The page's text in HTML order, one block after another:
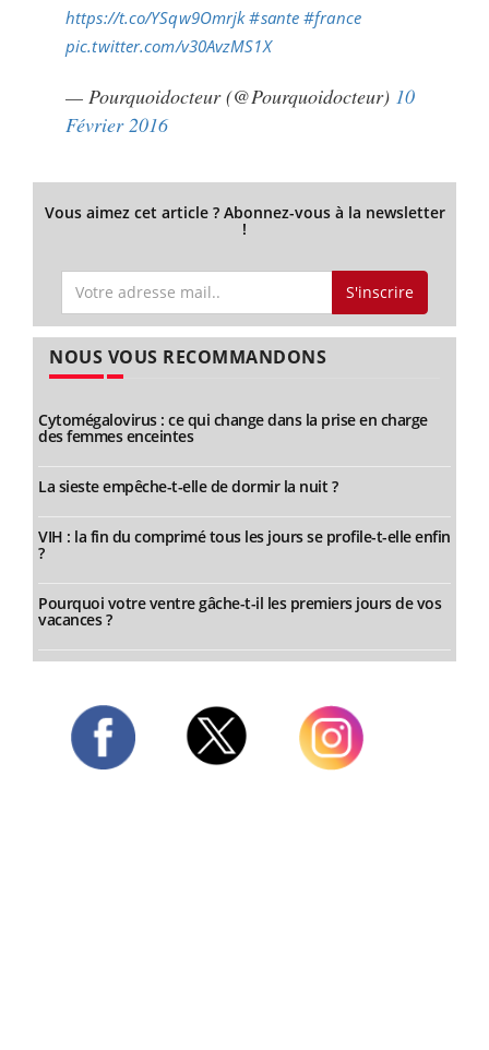
https://t.co/YSqw9Omrjk #sante #france
pic.twitter.com/v30AvzMS1X
— Pourquoidocteur (@Pourquoidocteur) 10
Février 2016
Vous aimez cet article ? Abonnez-vous à la newsletter
!
S'inscrire
NOUS VOUS RECOMMANDONS
Cytomégalovirus : ce qui change dans la prise en charge
des femmes enceintes
La sieste empêche-t-elle de dormir la nuit ?
VIH : la fin du comprimé tous les jours se profile-t-elle enfin
?
Pourquoi votre ventre gâche-t-il les premiers jours de vos
vacances ?